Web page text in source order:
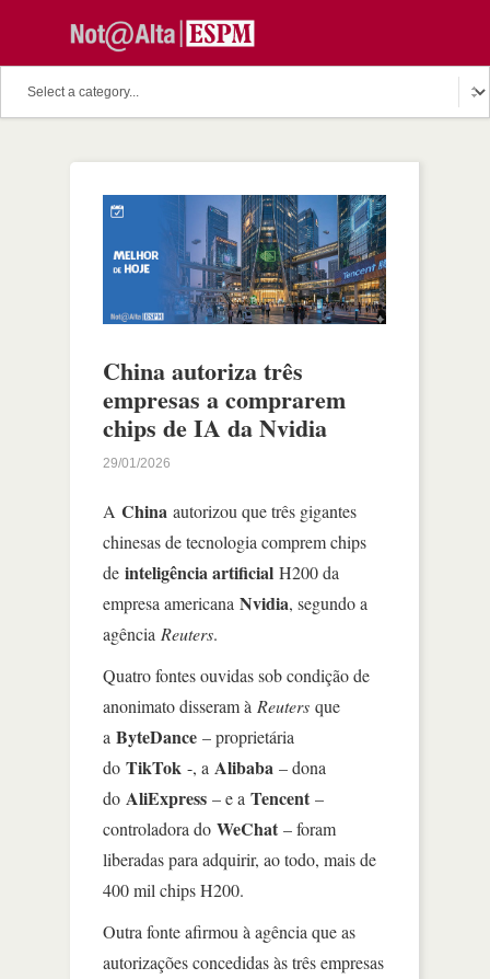
China autoriza três
empresas a comprarem
chips de IA da Nvidia
29/01/2026
A China autorizou que três gigantes
chinesas de tecnologia comprem chips
de inteligência artificial H200 da
empresa americana Nvidia, segundo a
agência Reuters.
Quatro fontes ouvidas sob condição de
anonimato disseram à Reuters que
a ByteDance – proprietária
do TikTok -, a Alibaba – dona
do AliExpress – e a Tencent –
controladora do WeChat – foram
liberadas para adquirir, ao todo, mais de
400 mil chips H200.
Outra fonte afirmou à agência que as
autorizações concedidas às três empresas